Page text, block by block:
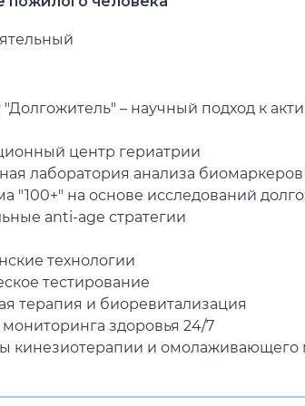
"Долгожитель" – научный подход к
центр гериатрии
лаборатория анализа
"100+" на основе исследований
anti-age стратегии
технологии
тестирование
терапия и биоревитализация
мониторинга здоровья 24/7
кинезиотерапии и омолаживающего